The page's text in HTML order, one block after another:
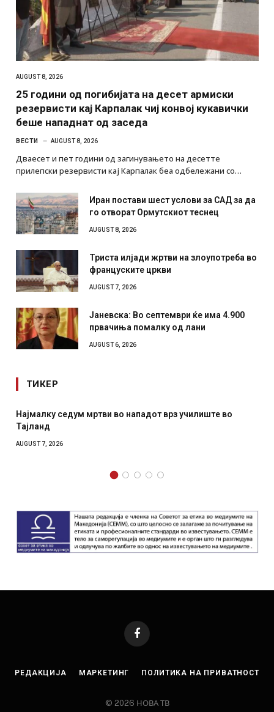
AUGUST 8, 2026
25 години од погибијата на десет армиски
резервисти кај Карпалак чиј конвој кукавички
беше нападнат од заседа
ВЕСТИ AUGUST 8, 2026
Дваесет и пет години од загинувањето на десетте
прилепски резервисти кај Карпалак беа одбележани со…
Иран постави шест услови за САД за да
го отворат Ормутскиот теснец
AUGUST 8, 2026
Триста илјади жртви на злоупотреба во
француските цркви
AUGUST 7, 2026
Јаневска: Во септември ќе има 4.900
првачиња помалку од лани
AUGUST 6, 2026
ТИКЕР
Најмалку седум мртви во нападот врз училиште во
Тајланд
AUGUST 7, 2026
Facebook
РЕДАКЦИЈА МАРКЕТИНГ ПОЛИТИКА НА ПРИВАТНОСТ
© 2026 НОВА ТВ